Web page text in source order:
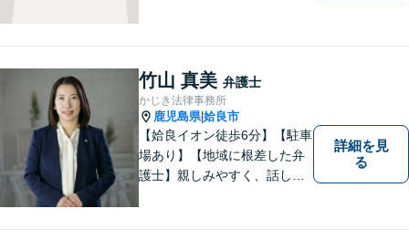
っております。
竹山 真美 弁護士
かじき法律事務所
鹿児島県|姶良市
【姶良イオン徒歩6分】【駐車
場あり】【地域に根差した弁
護士】親しみやすく、話しや
す。離婚問題／相続問題／借
詳細を見
る